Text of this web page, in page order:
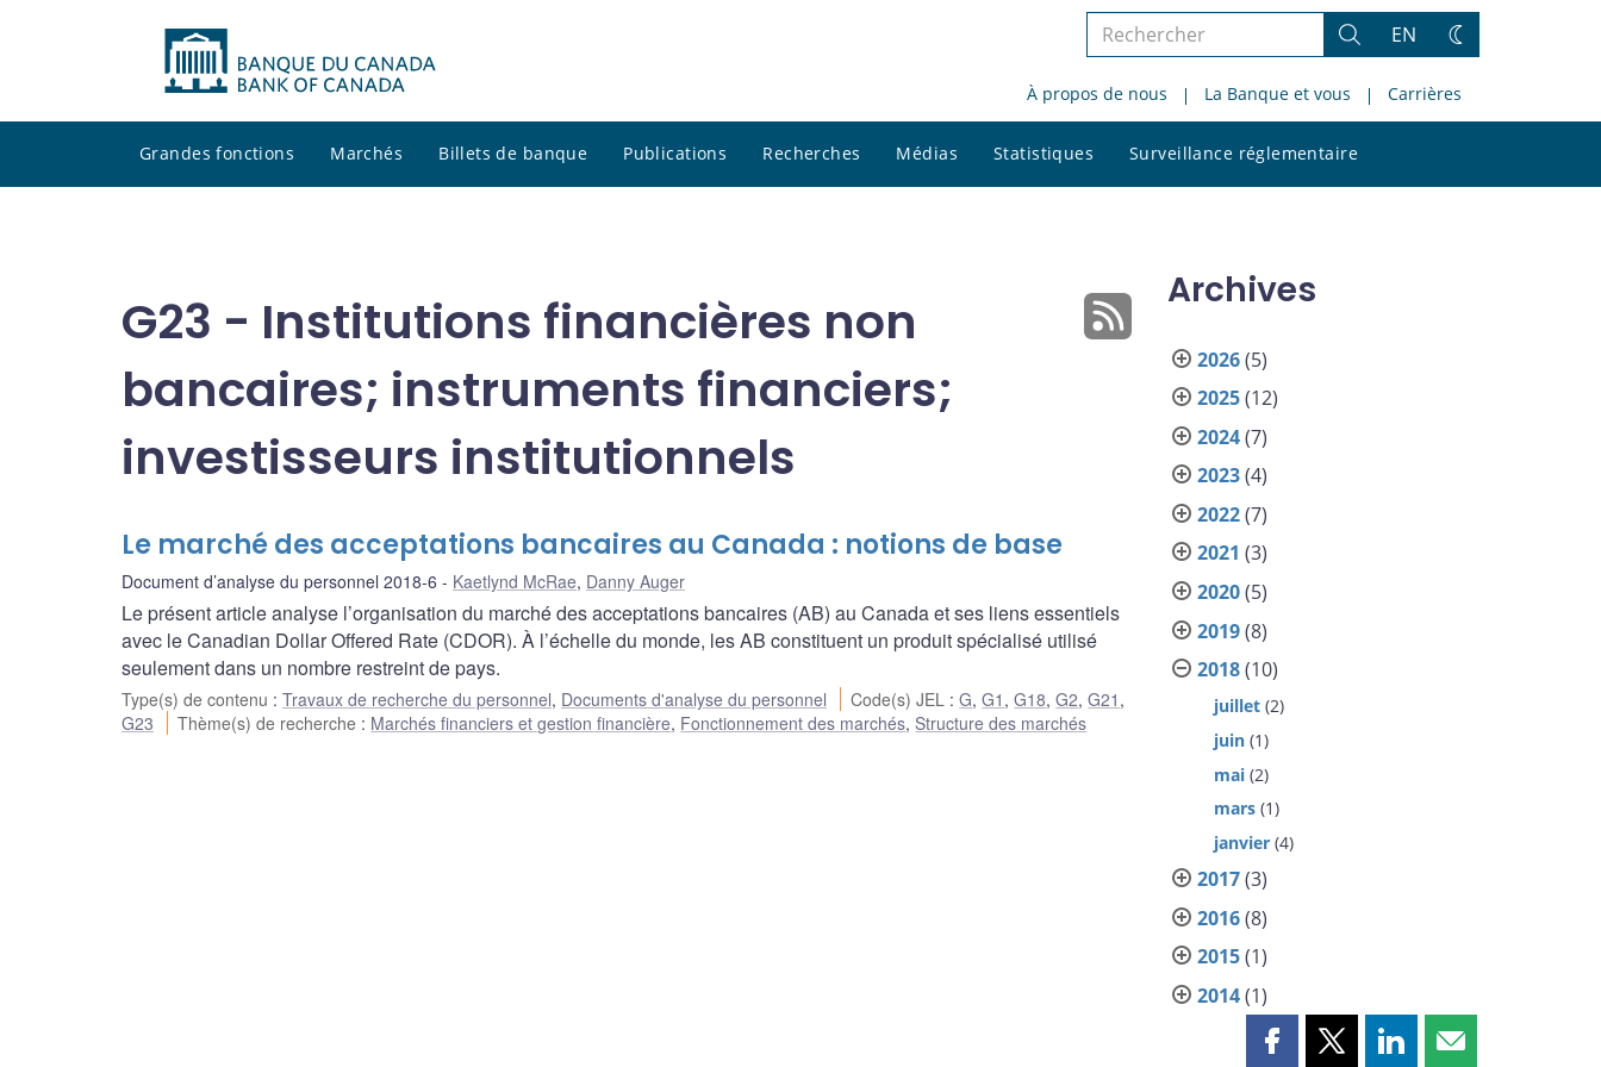
Rechercher
le
site
Rechercher
EN
Changez
thème
À propos de nous La Banque et vous Carrières
Grandes fonctions Marchés Billets de banque Publications Recherches Médias Statistiques Surveillance réglementaire
le
G23 - Institutions financières non
bancaires; instruments financiers;
investisseurs institutionnels
Le marché des acceptations bancaires au Canada : notions de base
Document d’analyse du personnel 2018-6 Kaetlynd McRae, Danny Auger
Le présent article analyse l’organisation du marché des acceptations bancaires (AB) au Canada et ses liens essentiels
avec le Canadian Dollar Offered Rate (CDOR). À l’échelle du monde, les AB constituent un produit spécialisé utilisé
seulement dans un nombre restreint de pays.
Type(s) de contenu : Travaux de recherche du personnel, Documents d'analyse du personnel Code(s) JEL :G,G1 ,G18,G2,G21 ,
G23
Thème(s) de recherche : Marchés financiers et gestion financière, Fonctionnement des marchés, Structure des marchés
Archives
2026(5)
2025(12)
2024(7)
2023(4)
2022(7)
2021 (3)
2020(5)
2019(8)
2018(10)
juillet (2)
juin (1)
mai (2)
mars (1)
janvier (4)
2017(3)
2016(8)
2015(1)
2014(1)
PartagerPartagerPartagerPartager